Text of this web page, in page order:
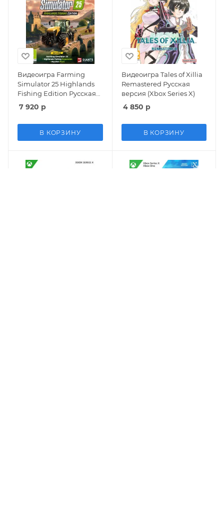
Видеоигра Farming
Simulator 25 Highlands
Fishing Edition Русская
Версия (Xbox Series X)
7 920 р
В КОРЗИНУ
Видеоигра Tales of Xillia
Remastered Русская
версия (Xbox Series X)
4 850 р
В КОРЗИНУ